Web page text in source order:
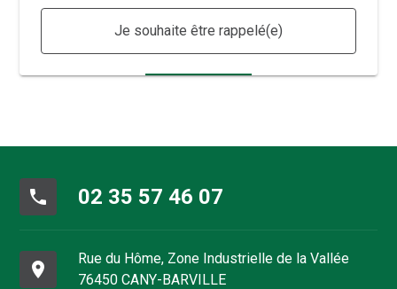
Je souhaite être rappelé(e)
phone 02 35 57 46 07
place
Rue du Hôme, Zone Industrielle de la Vallée
76450 CANY-BARVILLE